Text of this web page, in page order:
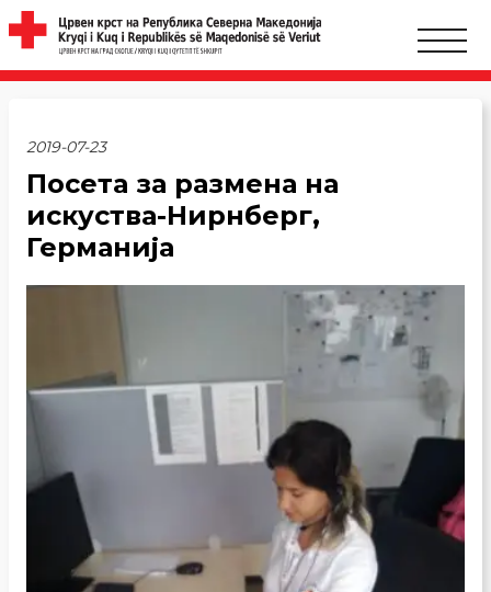
2019-07-23
Посета за размена на
искуства-Нирнберг,
Германија